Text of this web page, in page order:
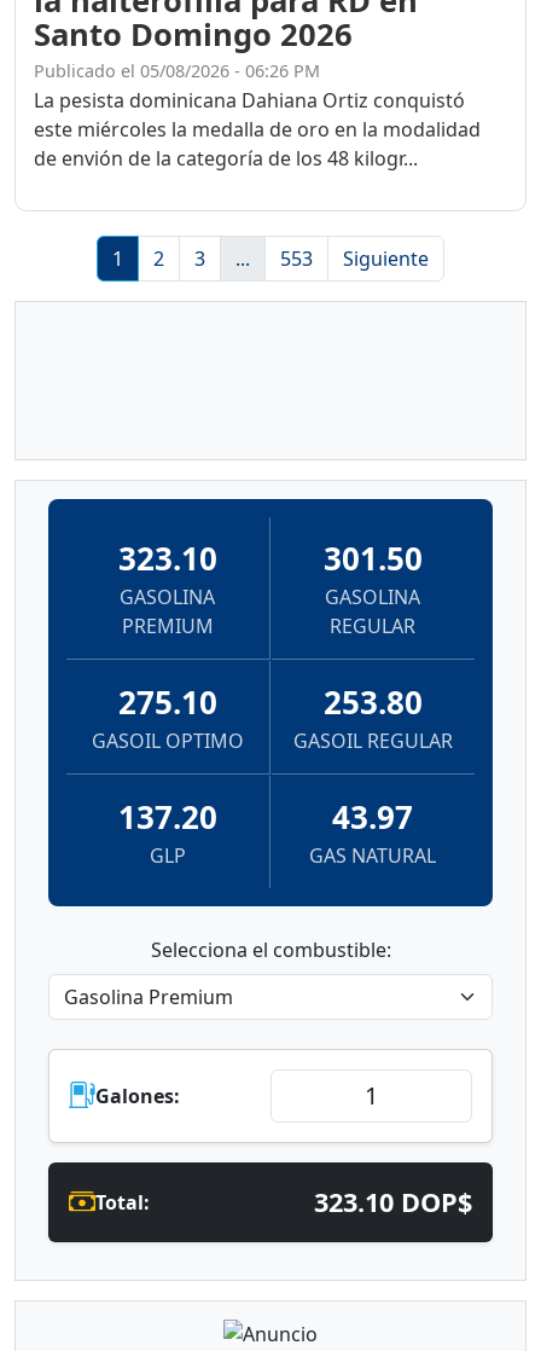
Santo Domingo 2026
Publicado el 05/08/2026 - 06:26 PM
La pesista dominicana Dahiana Ortiz conquistó
este miércoles la medalla de oro en la modalidad
de envión de la categoría de los 48 kilogr...
1 2 3 ... 553 Siguiente
323.10
GASOLINA
PREMIUM
301.50
GASOLINA
REGULAR
275.10
GASOIL OPTIMO
253.80
GASOIL REGULAR
137.20
GLP
43.97
GAS NATURAL
Selecciona el combustible:
Galones:
Total: 323.10 DOP$